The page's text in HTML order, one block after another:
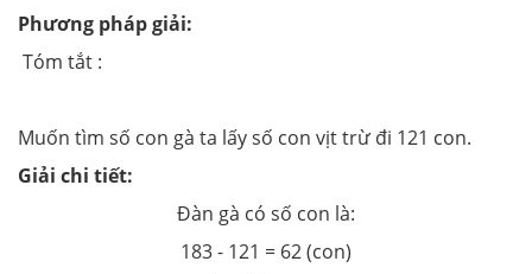
Phương pháp giải:
Tóm tắt :
Muốn tìm số con gà ta lấy số con vịt trừ đi 121 con.
Giải chi tiết:
Đàn gà có số con là:
183 - 121 = 62 (con)